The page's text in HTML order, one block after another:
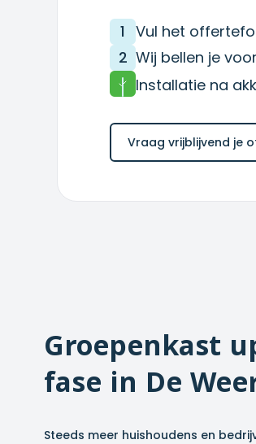
1 Vul het
2 Wij bellen je
Installatie na
Vraag vrijblijvend je
Groepenkast
fase in De
Steeds meer huishoudens en